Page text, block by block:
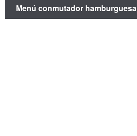
Menú conmutador hamburguesa